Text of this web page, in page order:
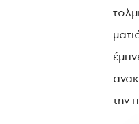
την